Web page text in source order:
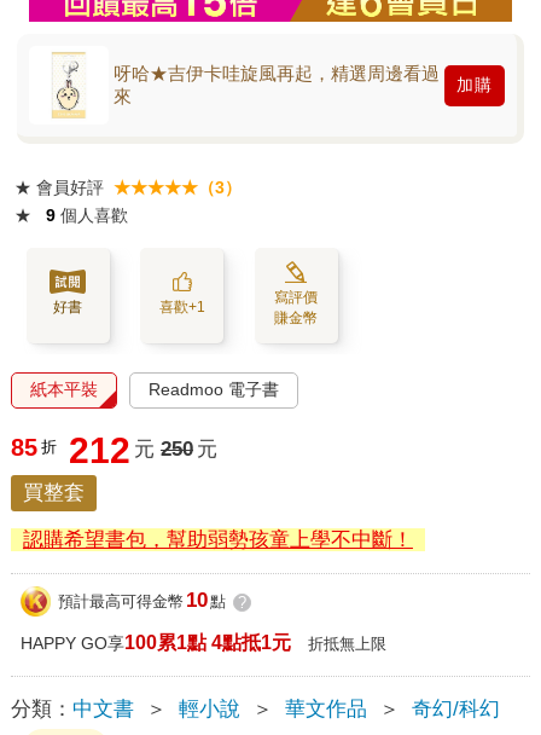
呀哈★吉伊卡哇旋風再起，精選周邊看過
來
加購
★ 會員好評 ★★★★★（3）
★
9 個人喜歡
好書 喜歡+1
寫評價
賺金幣
紙本平裝 Readmoo 電子書
85 折 212 元 250 元
買整套
認購希望書包，幫助弱勢孩童上學不中斷！
預計最高可得金幣 10點 ?
HAPPY GO享100累1點 4點抵1元 折抵無上限
分類： 中文書 ＞ 輕小說 ＞ 華文作品 ＞ 奇幻/科幻